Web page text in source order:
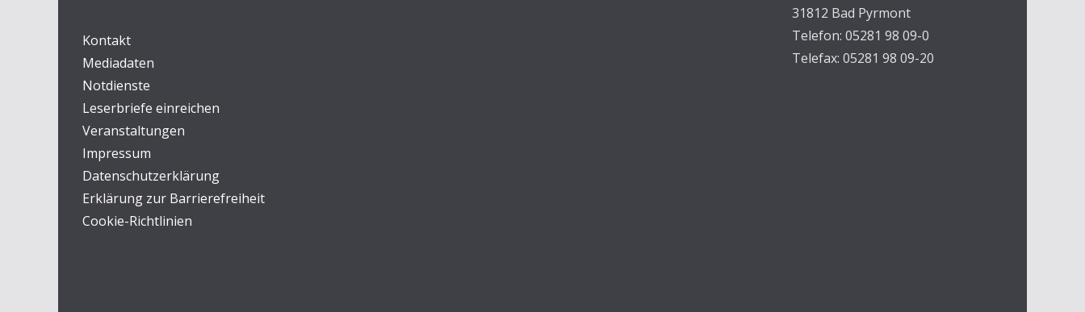
Kontakt
Mediadaten
Notdienste
Leserbriefe einreichen
Veranstaltungen
Impressum
Datenschutzerklärung
Erklärung zur Barrierefreiheit
Cookie-Richtlinien
31812 Bad Pyrmont
Telefon: 05281 98 09-0
Telefax: 05281 98 09-20